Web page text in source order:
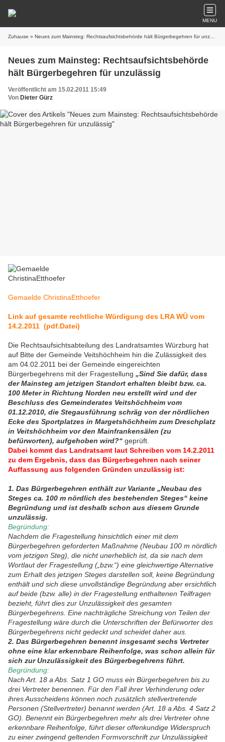
MENU
Zuhause » Neues zum Mainsteg: Rechtsaufsichtsbehörde hält Bürgerbegehren für unzulässig
Neues zum Mainsteg: Rechtsaufsichtsbehörde
hält Bürgerbegehren für unzulässig
Veröffentlicht am 15.02.2011 15:49
Von Dieter Gürz
Gemaelde ChristinaEtthoefer
Link auf gesamte rechtliche Würdigung des LRA WÜ vom
14.2.2011 (pdf.Datei)
Die Rechtsaufsichtsabteilung des Landratsamtes Würzburg hat
auf Bitte der Gemeinde Veitshöchheim hin die Zulässigkeit des
am 04.02.2011 bei der Gemeinde eingereichten
Bürgerbegehrens mit der Fragestellung „Sind Sie dafür, dass
der Mainsteg am jetzigen Standort erhalten bleibt bzw. ca.
100 Meter in Richtung Norden neu erstellt wird und der
Beschluss des Gemeinderates Veitshöchheim vom
01.12.2010, die Stegausführung schräg von der nördlichen
Ecke des Sportplatzes in Margetshöchheim zum Dreschplatz
in Veitshöchheim vor den Mainfrankensälen (zu
befürworten), aufgehoben wird?“ geprüft.
Dabei kommt das Landratsamt laut Schreiben vom 14.2.2011
zu dem Ergebnis, dass das Bürgerbegehren nach seiner
Auffassung aus folgenden Gründen unzulässig ist:
1. Das Bürgerbegehren enthält zur Variante „Neubau des
Steges ca. 100 m nördlich des bestehenden Steges“ keine
Begründung und ist deshalb schon aus diesem Grunde
unzulässig.
Begründung:
Nachdem die Fragestellung hinsichtlich einer mit dem
Bürgerbegehren geforderten Maßnahme (Neubau 100 m nördlich
vom jetzigen Steg), die nicht unerheblich ist, da sie nach dem
Wortlaut der Fragestellung („bzw.“) eine gleichwertige Alternative
zum Erhalt des jetzigen Steges darstellen soll, keine Begründung
enthält und sich diese unvollständige Begründung aber ersichtlich
auf beide (bzw. alle) in der Fragestellung enthaltenen Teilfragen
bezieht, führt dies zur Unzulässigkeit des gesamten
Bürgerbegehrens. Eine nachträgliche Streichung von Teilen der
Fragestellung wäre durch die Unterschriften der Befürworter des
Bürgerbegehrens nicht gedeckt und scheidet daher aus.
2. Das Bürgerbegehren benennt insgesamt sechs Vertreter
ohne eine klar erkennbare Reihenfolge, was schon allein für
sich zur Unzulässigkeit des Bürgerbegehrens führt.
Begründung:
Nach Art. 18 a Abs. Satz 1 GO muss ein Bürgerbegehren bis zu
drei Vertreter benennen. Für den Fall ihrer Verhinderung oder
ihres Ausscheidens können noch zusätzlich stellvertretende
Personen (Stellvertreter) benannt werden (Art. 18 a Abs. 4 Satz 2
GO). Benennt ein Bürgerbegehren mehr als drei Vertreter ohne
erkennbare Reihenfolge, führt dieser offenkundige Widerspruch
zu einer zwingend geltenden Formvorschrift zur Unzulässigkeit